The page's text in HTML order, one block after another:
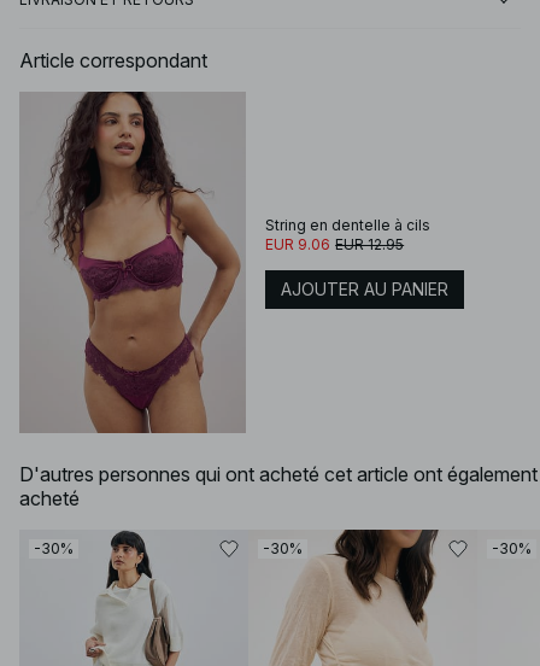
Article correspondant
String en dentelle à cils
EUR 9.06 EUR 12.95
AJOUTER AU PANIER
D'autres personnes qui ont acheté cet article ont également
acheté
-30% -30% -30%